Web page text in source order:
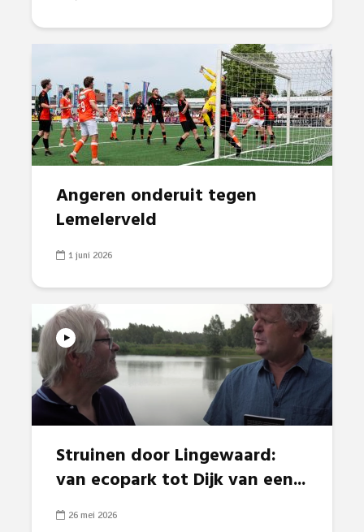
Angeren onderuit tegen
Lemelerveld
1 juni 2026
Struinen door Lingewaard:
van ecopark tot Dijk van een...
26 mei 2026